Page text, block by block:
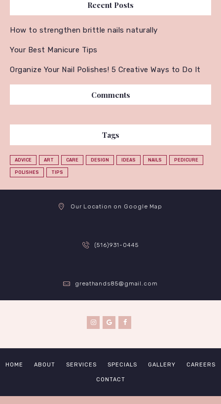
Recent Posts
How to strengthen brittle nails naturally
Your Best Manicure Tips
Organize Your Nail Polishes! 5 Creative Ways to Do It
Comments
Tags
ADVICE ART CARE DESIGN IDEAS NAILS PEDICURE
POLISHES TIPS
Our Location on Google Map
(516)931-0445
greathands85@gmail.com
HOME ABOUT SERVICES SPECIALS GALLERY CAREERS
CONTACT